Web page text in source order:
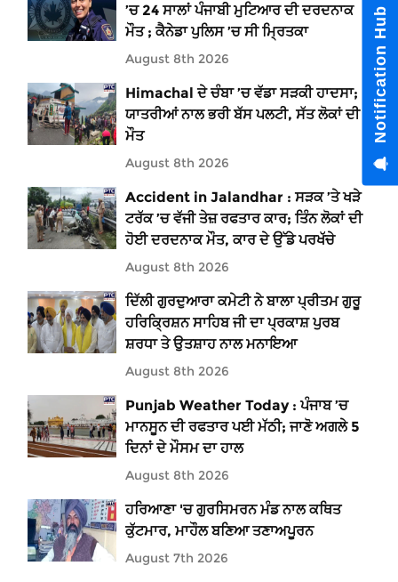
’ਚ 24 ਸਾਲਾਂ ਪੰਜਾਬੀ ਮੁਟਿਆਰ ਦੀ ਦਰਦਨਾਕ
ਮੌਤ ; ਕੈਨੇਡਾ ਪੁਲਿਸ ’ਚ ਸੀ ਮ੍ਰਿਤਕਾ
August 8th 2026
Himachal ਦੇ ਚੰਬਾ ’ਚ ਵੱਡਾ ਸੜਕੀ ਹਾਦਸਾ;
ਯਾਤਰੀਆਂ ਨਾਲ ਭਰੀ ਬੱਸ ਪਲਟੀ, ਸੱਤ ਲੋਕਾਂ ਦੀ
ਮੌਤ
August 8th 2026
Accident in Jalandhar : ਸੜਕ ’ਤੇ ਖੜੇ
ਟਰੱਕ ’ਚ ਵੱਜੀ ਤੇਜ਼ ਰਫਤਾਰ ਕਾਰ; ਤਿੰਨ ਲੋਕਾਂ ਦੀ
ਹੋਈ ਦਰਦਨਾਕ ਮੌਤ, ਕਾਰ ਦੇ ਉੱਡੇ ਪਰਖੱਚੇ
August 8th 2026
ਦਿੱਲੀ ਗੁਰਦੁਆਰਾ ਕਮੇਟੀ ਨੇ ਬਾਲਾ ਪ੍ਰੀਤਮ ਗੁਰੂ
ਹਰਿਕ੍ਰਿਸ਼ਨ ਸਾਹਿਬ ਜੀ ਦਾ ਪ੍ਰਕਾਸ਼ ਪੁਰਬ
ਸ਼ਰਧਾ ਤੇ ਉਤਸ਼ਾਹ ਨਾਲ ਮਨਾਇਆ
August 8th 2026
Punjab Weather Today : ਪੰਜਾਬ ’ਚ
ਮਾਨਸੂਨ ਦੀ ਰਫਤਾਰ ਪਈ ਮੱਠੀ; ਜਾਣੋ ਅਗਲੇ 5
ਦਿਨਾਂ ਦੇ ਮੌਸਮ ਦਾ ਹਾਲ
August 8th 2026
ਹਰਿਆਣਾ 'ਚ ਗੁਰਸਿਮਰਨ ਮੰਡ ਨਾਲ ਕਥਿਤ
ਕੁੱਟਮਾਰ, ਮਾਹੌਲ ਬਣਿਆ ਤਣਾਅਪੂਰਨ
August 7th 2026
Notification Hub